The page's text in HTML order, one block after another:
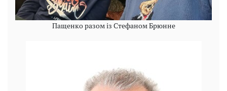
Пащенко разом із Стефаном Брюнне